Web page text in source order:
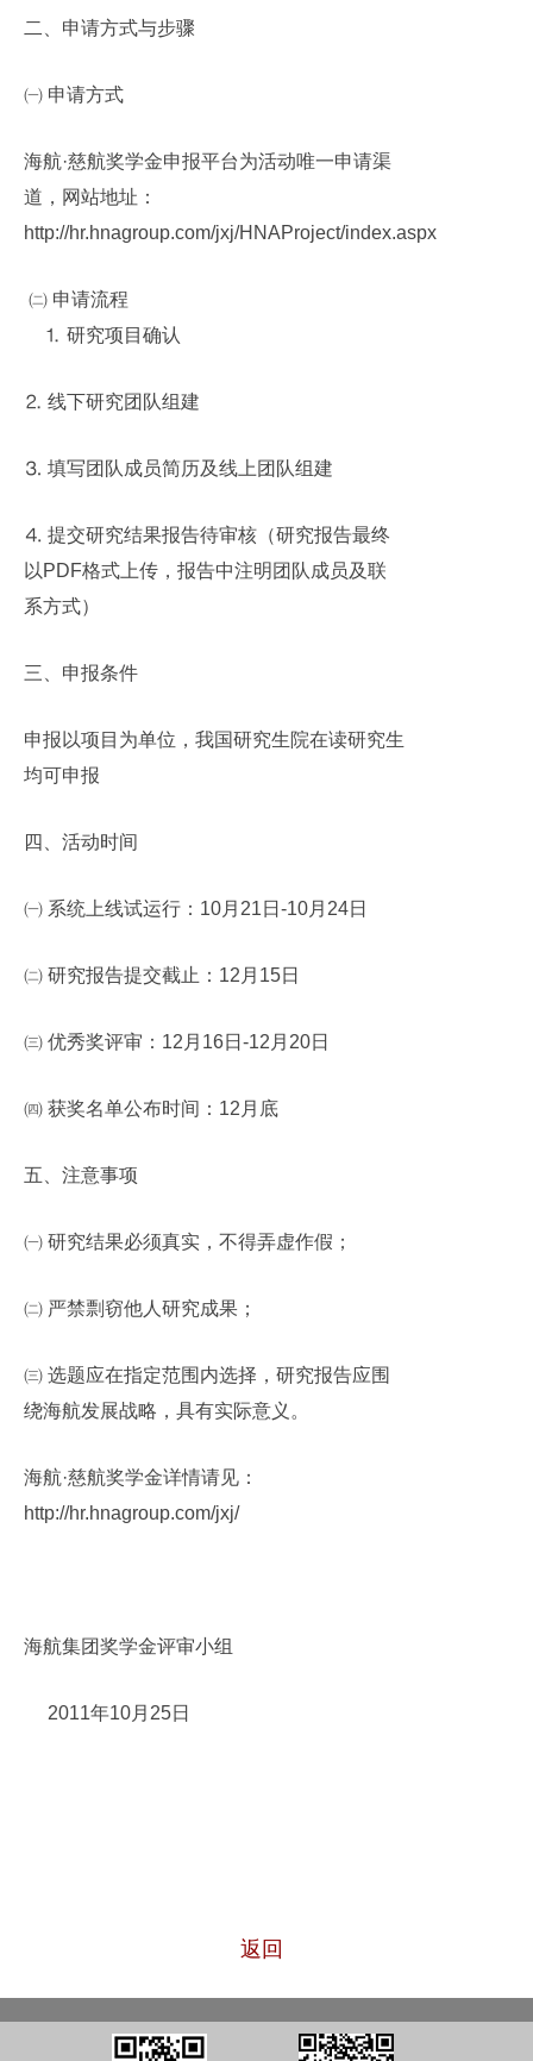
二、申请方式与步骤
㈠ 申请方式
海航·慈航奖学金申报平台为活动唯一申请渠
道，网站地址：
http://hr.hnagroup.com/jxj/HNAProject/index.aspx
㈡ 申请流程
⒈ 研究项目确认
⒉ 线下研究团队组建
⒊ 填写团队成员简历及线上团队组建
⒋ 提交研究结果报告待审核（研究报告最终
以 PDF格式上传，报告中注明团队成员及联
系方式）
三、 申报条件
申报以项目为单位，我国研究生院在读研究生
均可申报
四、活动时间
㈠ 系统上线试运行： 10月 21 日 -10月 24日
㈡ 研究报告提交截止： 12 月 15日
㈢ 优秀奖评审： 12 月 16日 -12 月 20日
㈣ 获奖名单公布时间： 12 月底
五、 注意事项
㈠ 研究结果必须真实，不得弄虚作假；
㈡ 严禁剽窃他人研究成果；
㈢ 选题应在指定范围内选择，研究报告应围
绕海航发展战略，具有实际意义。
海航·慈航奖学金详情请见：
http://hr.hnagroup.com/jxj/
海航集团奖学金评审小组
2011年10月 25日
返回